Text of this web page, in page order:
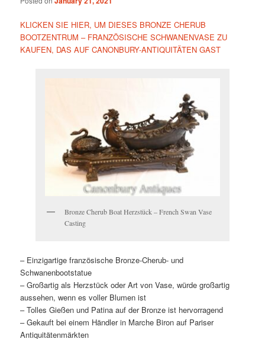
KLICKEN SIE HIER, UM DIESES BRONZE CHERUB
BOOTZENTRUM – FRANZÖSISCHE SCHWANENVASE ZU
KAUFEN, DAS AUF CANONBURY-ANTIQUITÄTEN GAST
Bronze Cherub Boat Herzstück – French Swan Vase
Casting
– Einzigartige französische Bronze-Cherub- und
Schwanenbootstatue
– Großartig als Herzstück oder Art von Vase, würde großartig
aussehen, wenn es voller Blumen ist
– Tolles Gießen und Patina auf der Bronze ist hervorragend
– Gekauft bei einem Händler in Marche Biron auf Pariser
Antiquitätenmärkten